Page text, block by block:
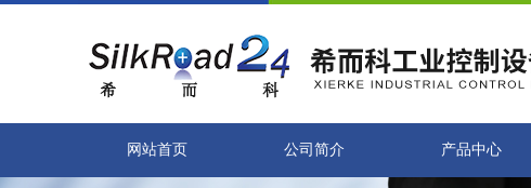
网站首页 公司简介 产品中心